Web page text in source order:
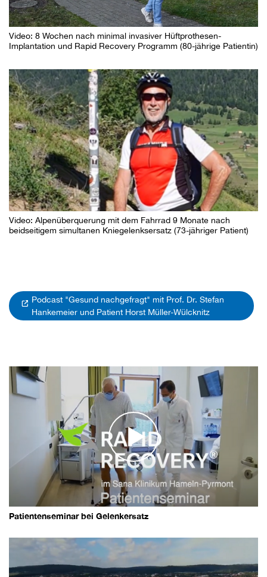
Video: 8 Wochen nach minimal invasiver Hüftprothesen-
Implantation und Rapid Recovery Programm (80-jährige Patientin)
Video: Alpenüberquerung mit dem Fahrrad 9 Monate nach
beidseitigem simultanen Kniegelenksersatz (73-jähriger Patient)
Podcast "Gesund nachgefragt" mit Prof. Dr. Stefan
Hankemeier und Patient Horst Müller-Wülcknitz
Patientenseminar bei Gelenkersatz